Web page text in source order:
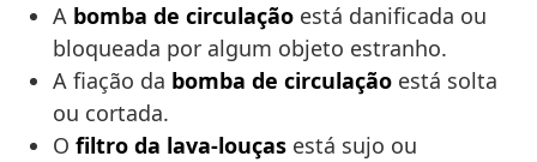
A bomba de circulação está danificada ou
bloqueada por algum objeto estranho.
A fiação da bomba de circulação está solta
ou cortada.
O filtro da lava-louças está sujo ou